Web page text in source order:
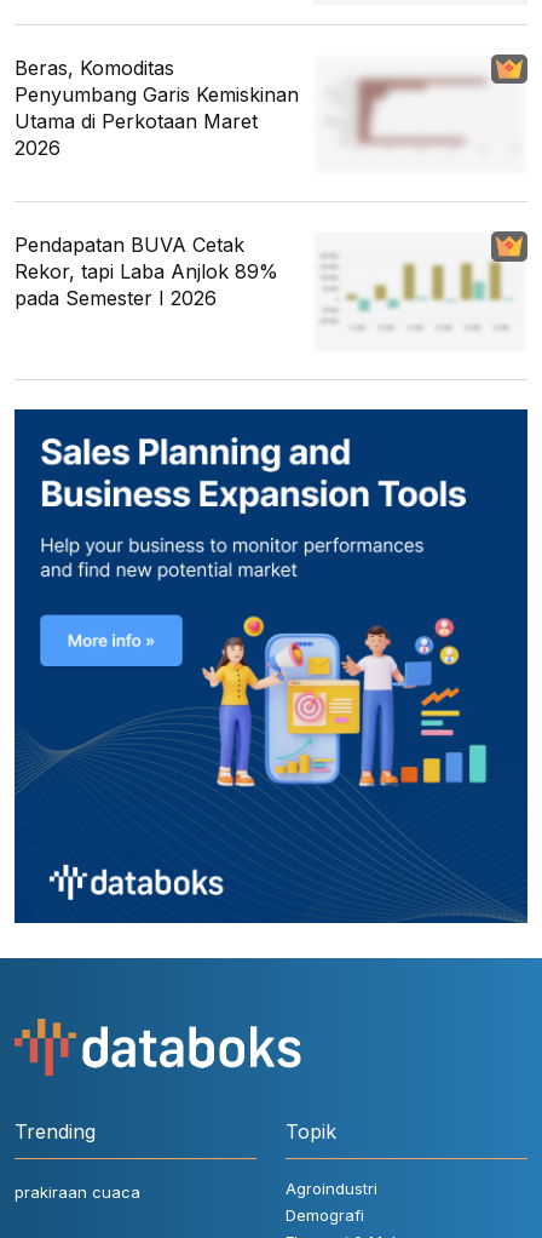
Beras, Komoditas
Penyumbang Garis Kemiskinan
Utama di Perkotaan Maret
2026
Pendapatan BUVA Cetak
Rekor, tapi Laba Anjlok 89%
pada Semester I 2026
Trending
prakiraan cuaca
Topik
Agroindustri
Demografi